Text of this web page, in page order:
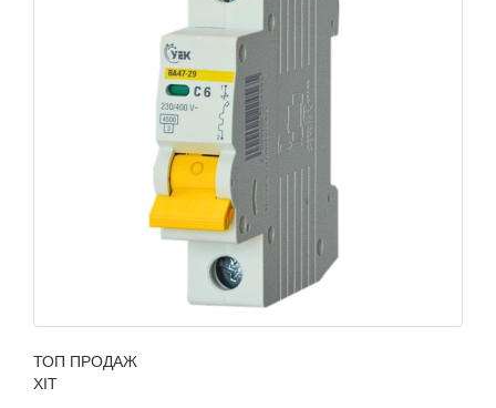
ТОП ПРОДАЖ
ХІТ